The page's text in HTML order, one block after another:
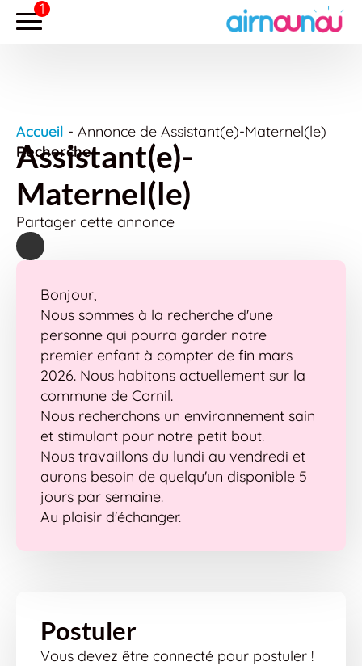
Accueil - Annonce de Assistant(e)-Maternel(le)
Recherche
Assistant(e)-
Maternel(le)
Partager cette annonce
Bonjour,
Nous sommes à la recherche d'une
personne qui pourra garder notre
premier enfant à compter de fin mars
2026. Nous habitons actuellement sur la
commune de Cornil.
Nous recherchons un environnement sain
et stimulant pour notre petit bout.
Nous travaillons du lundi au vendredi et
aurons besoin de quelqu'un disponible 5
jours par semaine.
Au plaisir d'échanger.
Postuler
Vous devez être connecté pour postuler !